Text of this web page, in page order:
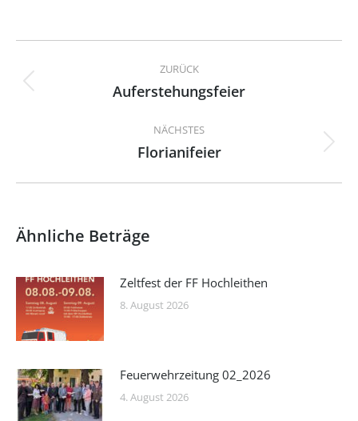
Kommentarnavigation
ZURÜCK
Vorheriger
Auferstehungsfeier
NÄCHSTES
Nächster
Florianifeier
Ähnliche Beträge
Zeltfest der FF Hochleithen
8. August 2026
Feuerwehrzeitung 02_2026
4. August 2026